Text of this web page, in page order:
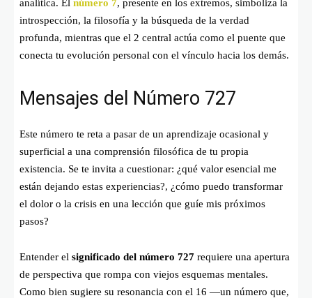
analítica. El número 7, presente en los extremos, simboliza la
introspección, la filosofía y la búsqueda de la verdad
profunda, mientras que el 2 central actúa como el puente que
conecta tu evolución personal con el vínculo hacia los demás.
Mensajes del Número 727
Este número te reta a pasar de un aprendizaje ocasional y
superficial a una comprensión filosófica de tu propia
existencia. Se te invita a cuestionar: ¿qué valor esencial me
están dejando estas experiencias?, ¿cómo puedo transformar
el dolor o la crisis en una lección que guíe mis próximos
pasos?
Entender el significado del número 727 requiere una apertura
de perspectiva que rompa con viejos esquemas mentales.
Como bien sugiere su resonancia con el 16 —un número que,